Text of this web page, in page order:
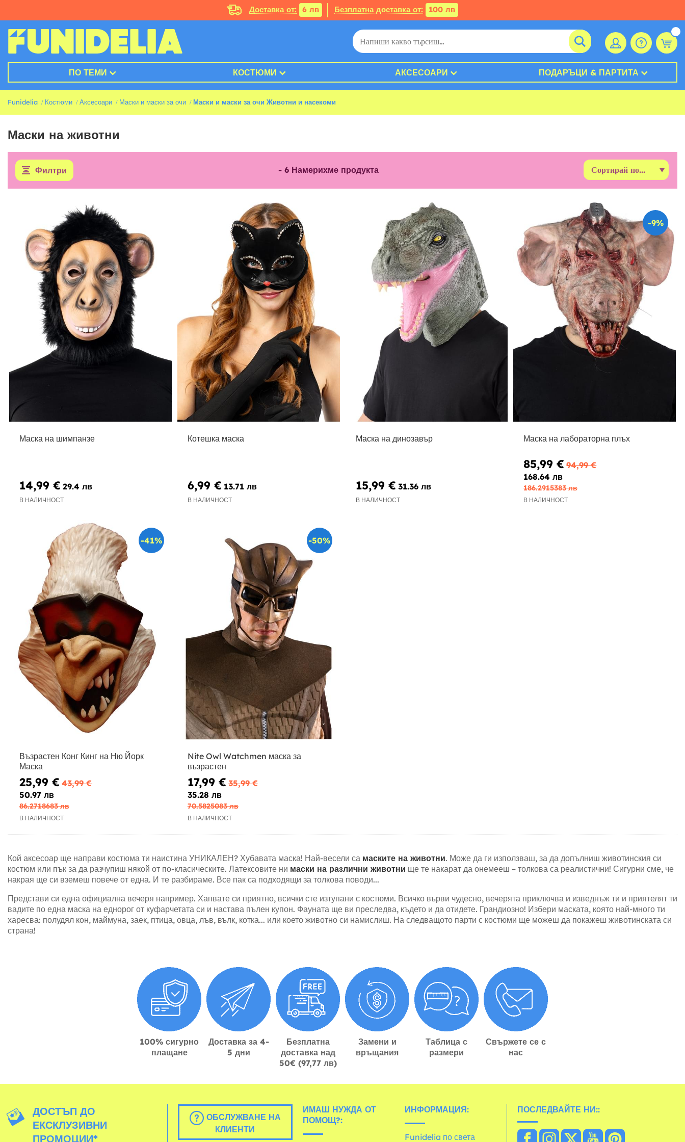
Доставка от: 6 лв Безплатна доставка от: 100 лв
ПО ТЕМИ КОСТЮМИ АКСЕСОАРИ ПОДАРЪЦИ & ПАРТИТА
Funidelia Костюми Аксесоари Маски и маски за очи Маски и маски за очи Животни и насекоми
Маски на животни
Филтри - 6 Намерихме продукта
Маска на шимпанзе
14,99 € 29.4 лв
В НАЛИЧНОСТ
Котешка маска
6,99 € 13.71 лв
В НАЛИЧНОСТ
Маска на динозавър
15,99 € 31.36 лв
В НАЛИЧНОСТ
-9%
Маска на лабораторна плъх
85,99 € 94,99 €
168.64 лв
186.2915383 лв
В НАЛИЧНОСТ
-41%
Възрастен Конг Кинг на Ню Йорк
Маска
25,99 € 43,99 €
50.97 лв
86.2718683 лв
В НАЛИЧНОСТ
-50%
Nite Owl Watchmen маска за
възрастен
17,99 € 35,99 €
35.28 лв
70.5825083 лв
В НАЛИЧНОСТ
Кой аксесоар ще направи костюма ти наистина УНИКАЛЕН? Хубавата маска! Най-весели са маските на животни. Може да ги използваш, за да допълниш животинския си
костюм или пък за да разчупиш някой от по-класическите. Латексовите ни маски на различни животни ще те накарат да онемееш – толкова са реалистични! Сигурни сме, че
накрая ще си вземеш повече от една. И те разбираме. Все пак са подходящи за толкова поводи...
Представи си една официална вечеря например. Хапвате си приятно, всички сте изтупани с костюми. Всичко върви чудесно, вечерята приключва и изведнъж ти и приятелят ти
вадите по една маска на еднорог от куфарчетата си и настава пълен купон. Фауната ще ви преследва, където и да отидете. Грандиозно! Избери маската, която най-много ти
харесва: полудял кон, маймуна, заек, птица, овца, лъв, вълк, котка... или което животно си намислиш. На следващото парти с костюми ще можеш да покажеш животинската си
страна!
100% сигурно
плащане
Доставка за 4-
5 дни
Безплатна
доставка над
50€ (97,77 лв)
Замени и
връщания
Таблица с
размери
Свържете се с
нас
ДОСТЪП ДО
ЕКСКЛУЗИВНИ
ПРОМОЦИИ*
ОБСЛУЖВАНЕ НА
КЛИЕНТИ
ИМАШ НУЖДА ОТ
ПОМОЩ?:
ИНФОРМАЦИЯ:
Funidelia по света
ПОСЛЕДВАЙТЕ НИ::